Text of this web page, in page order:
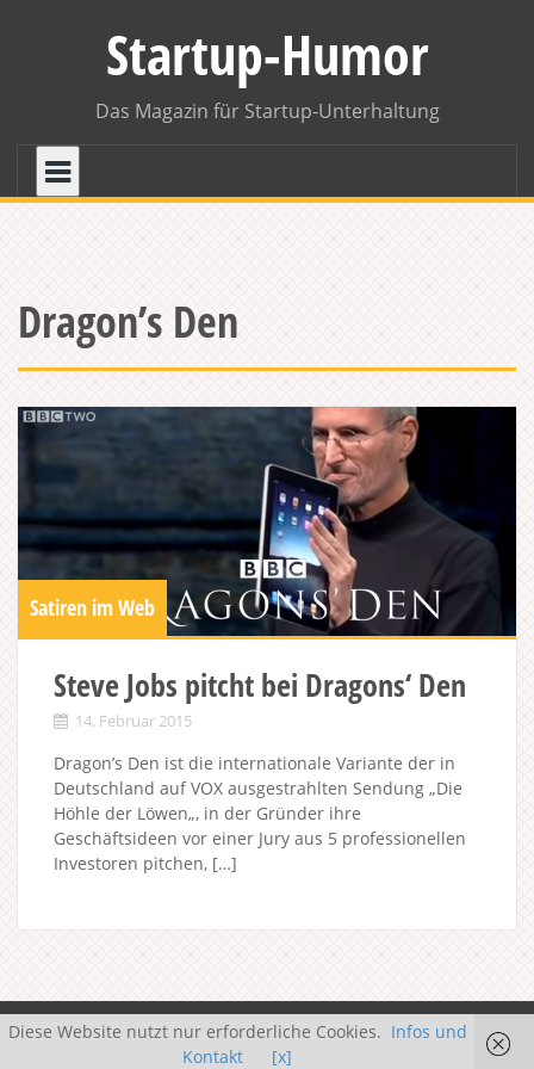
Startup-Humor
Das Magazin für Startup-Unterhaltung
Dragon’s Den
Satiren im Web
Steve Jobs pitcht bei Dragons‘ Den
14. Februar 2015
Dragon’s Den ist die internationale Variante der in
Deutschland auf VOX ausgestrahlten Sendung „Die
Höhle der Löwen„, in der Gründer ihre
Geschäftsideen vor einer Jury aus 5 professionellen
Investoren pitchen, […]
Diese Website nutzt nur erforderliche Cookies. Infos und
Kontakt
[x]